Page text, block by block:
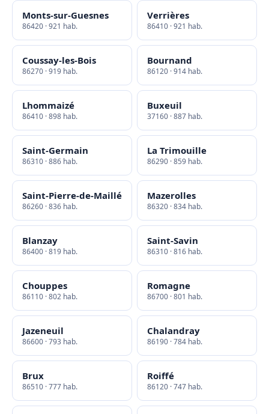
Monts-sur-Guesnes
86420 · 921 hab.
Verrières
86410 · 921 hab.
Coussay-les-Bois
86270 · 919 hab.
Bournand
86120 · 914 hab.
Lhommaizé
86410 · 898 hab.
Buxeuil
37160 · 887 hab.
Saint-Germain
86310 · 886 hab.
La Trimouille
86290 · 859 hab.
Saint-Pierre-de-Maillé
86260 · 836 hab.
Mazerolles
86320 · 834 hab.
Blanzay
86400 · 819 hab.
Saint-Savin
86310 · 816 hab.
Chouppes
86110 · 802 hab.
Romagne
86700 · 801 hab.
Jazeneuil
86600 · 793 hab.
Chalandray
86190 · 784 hab.
Brux
86510 · 777 hab.
Roiffé
86120 · 747 hab.